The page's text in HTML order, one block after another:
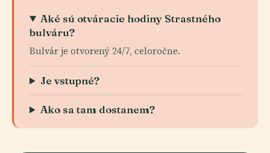
Aké sú otváracie hodiny Strastného
bulváru?
Bulvár je otvorený 24/7, celoročne.
Je vstupné?
Ako sa tam dostanem?